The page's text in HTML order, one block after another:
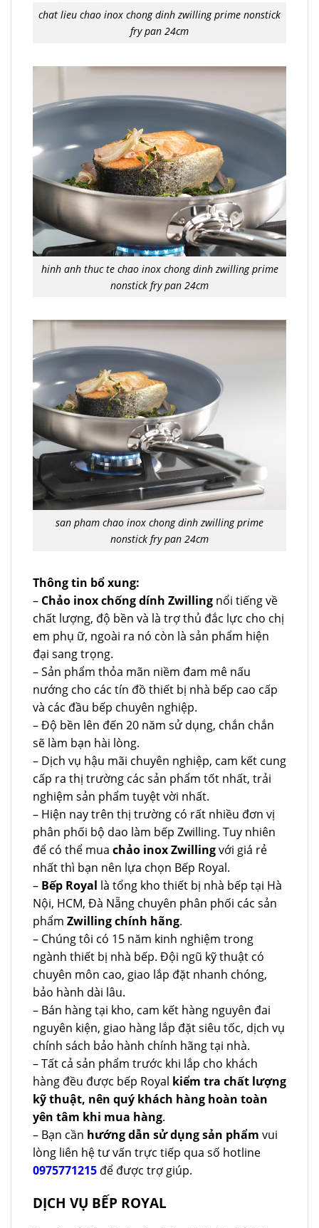
chat lieu chao inox chong dinh zwilling prime nonstick
fry pan 24cm
hinh anh thuc te chao inox chong dinh zwilling prime
nonstick fry pan 24cm
san pham chao inox chong dinh zwilling prime
nonstick fry pan 24cm
Thông tin bổ xung:
– Chảo inox chống dính Zwilling nổi tiếng về
chất lượng, độ bền và là trợ thủ đắc lực cho chị
em phụ ữ, ngoài ra nó còn là sản phẩm hiện
đại sang trọng.
– Sản phẩm thỏa mãn niềm đam mê nấu
nướng cho các tín đồ thiết bị nhà bếp cao cấp
và các đầu bếp chuyên nghiệp.
– Độ bền lên đến 20 năm sử dụng, chắn chắn
sẽ làm bạn hài lòng.
– Dịch vụ hậu mãi chuyên nghiệp, cam kết cung
cấp ra thị trường các sản phẩm tốt nhất, trải
nghiệm sản phẩm tuyệt vời nhất.
– Hiện nay trên thị trường có rất nhiều đơn vị
phân phối bộ dao làm bếp Zwilling. Tuy nhiên
để có thể mua chảo inox Zwillingvới giá rẻ
nhất thì bạn nên lựa chọn Bếp Royal.
– Bếp Royal là tổng kho thiết bị nhà bếp tại Hà
Nội, HCM, Đà Nẵng chuyên phân phối các sản
phẩm Zwilling chính hãng.
– Chúng tôi có 15 năm kinh nghiệm trong
ngành thiết bị nhà bếp. Đội ngũ kỹ thuật có
chuyên môn cao, giao lắp đặt nhanh chóng,
bảo hành dài lâu.
– Bán hàng tại kho, cam kết hàng nguyên đai
nguyên kiện, giao hàng lắp đặt siêu tốc, dịch vụ
chính sách bảo hành chính hãng tại nhà.
– Tất cả sản phẩm trước khi lắp cho khách
hàng đều được bếp Royal kiểm tra chất lượng
kỹ thuật, nên quý khách hàng hoàn toàn
yên tâm khi mua hàng.
– Bạn cần hướng dẫn sử dụng sản phẩm vui
lòng liên hệ tư vấn trực tiếp qua số hotline
0975771215 để được trợ giúp.
DỊCH VỤ BẾP ROYAL